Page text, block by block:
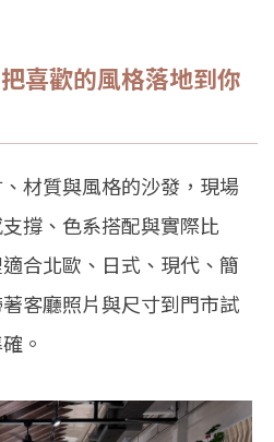
喜歡的風格落地到你
材質與風格的沙發，現場
撐、色系搭配與實際比
合北歐、日式、現代、簡
客廳照片與尺寸到門市試
。